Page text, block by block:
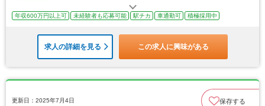
年収600万円以上可 未経験者も応募可能 駅チカ 車通勤可 積極採用中
求人の詳細を見る この求人に興味がある
更新日：2025年7月4日 保存する